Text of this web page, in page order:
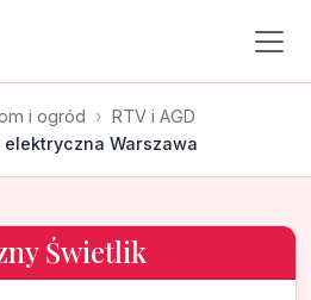
i ogród
RTV i AGD
Warszawa
Świetlik